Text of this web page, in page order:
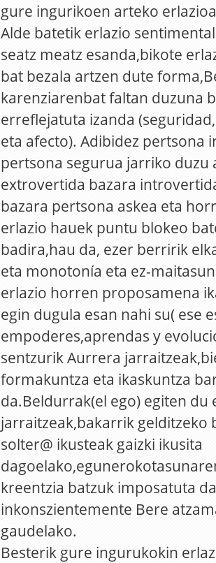
gure ingurikoen arteko
Alde batetik erlazio
seatz meatz esanda,bikote
bat bezala artzen dute
karenziarenbat faltan duzuna
erreflejatuta izanda
eta afecto). Adibidez pertsona
pertsona segurua jarriko duzu
extrovertida bazara
bazara pertsona askea eta
erlazio hauek puntu blokeo
badira,hau da, ezer berririk
eta monotonía eta ez-
erlazio horren proposamena
egin dugula esan nahi su( ese
empoderes,aprendas y
sentzurik Aurrera
formakuntza eta ikaskuntza
da.Beldurrak(el ego) egiten
jarraitzeak,bakarrik gelditzeko
solter@ ikusteak gaizki ikusita
kreentzia batzuk imposatuta
inkonszientemente Bere
gaudelako.
Besterik gure ingurukokin